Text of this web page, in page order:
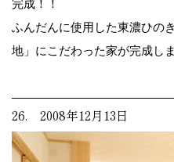
完成！！
ふんだんに使用した東濃ひの
地」にこだわった家が完成しま
26. 2008年12月13日